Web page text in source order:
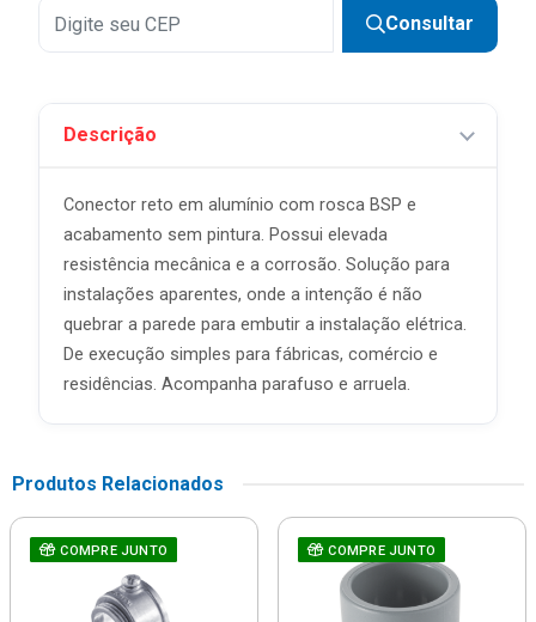
Consultar
Descrição
Conector reto em alumínio com rosca BSP e
acabamento sem pintura. Possui elevada
resistência mecânica e a corrosão. Solução para
instalações aparentes, onde a intenção é não
quebrar a parede para embutir a instalação elétrica.
De execução simples para fábricas, comércio e
residências. Acompanha parafuso e arruela.
Produtos Relacionados
COMPRE JUNTO COMPRE JUNTO